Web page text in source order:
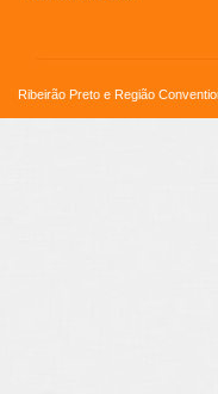
Ribeirão Preto e Região